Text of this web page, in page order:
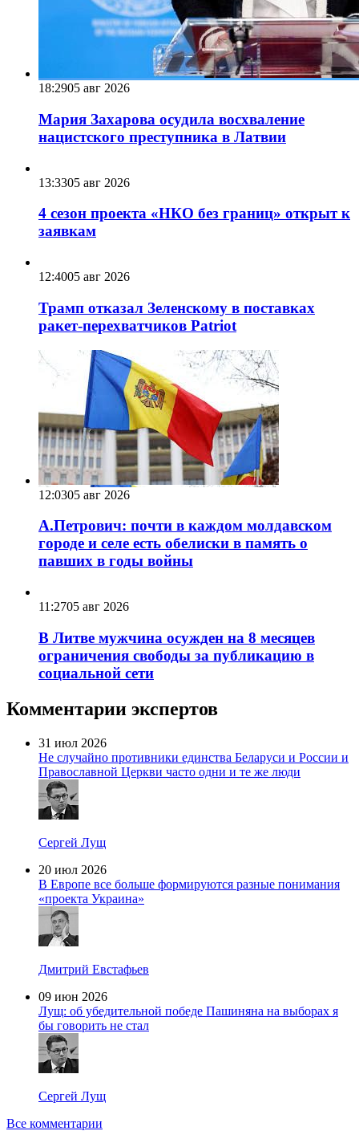
18:2905 авг 2026
Мария Захарова осудила восхваление
нацистского преступника в Латвии
13:3305 авг 2026
4 сезон проекта «НКО без границ» открыт к
заявкам
12:4005 авг 2026
Трамп отказал Зеленскому в поставках
ракет-перехватчиков Patriot
12:0305 авг 2026
А.Петрович: почти в каждом молдавском
городе и селе есть обелиски в память о
павших в годы войны
11:2705 авг 2026
В Литве мужчина осужден на 8 месяцев
ограничения свободы за публикацию в
социальной сети
Комментарии экспертов
31 июл 2026
Не случайно противники единства Беларуси и России и
Православной Церкви часто одни и те же люди
Сергей Лущ
20 июл 2026
В Европе все больше формируются разные понимания
«проекта Украина»
Дмитрий Евстафьев
09 июн 2026
Лущ: об убедительной победе Пашиняна на выборах я
бы говорить не стал
Сергей Лущ
Все комментарии